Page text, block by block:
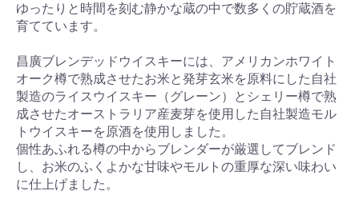
ゆったりと時間を刻む静かな蔵の中で数多くの貯蔵酒を
育てています。
昌廣ブレンデッドウイスキーには、アメリカンホワイト
オーク樽で熟成させたお米と発芽玄米を原料にした自社
製造のライスウイスキー（グレーン）とシェリー樽で熟
成させたオーストラリア産麦芽を使用した自社製造モル
トウイスキーを原酒を使用しました。
個性あふれる樽の中からブレンダーが厳選してブレンド
し、お米のふくよかな甘味やモルトの重厚な深い味わい
に仕上げました。